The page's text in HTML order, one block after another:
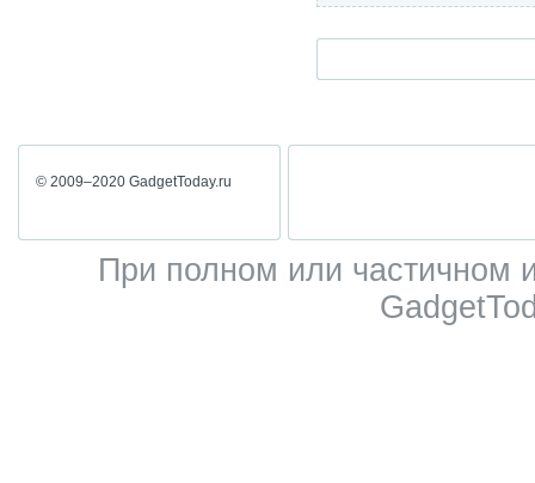
© 2009–2020 GadgetToday.ru
При полном или частичном